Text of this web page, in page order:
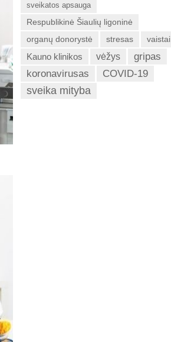
sveikatos apsauga
Respublikinė Šiaulių ligoninė
organų donorystė
stresas vaistai
Kauno klinikos vėžys
gripas
koronavirusas
COVID-19
sveika mityba